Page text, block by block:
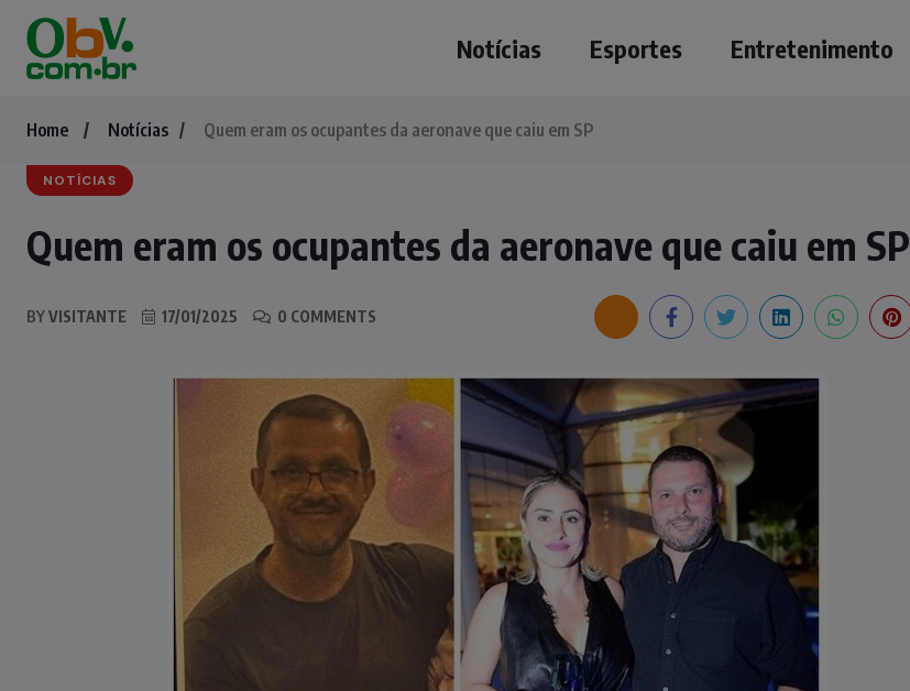
Notícias Esportes Entretenimento
Home Notícias Quem eram os ocupantes da aeronave que caiu em SP
NOTÍCIAS
Quem eram os ocupantes da aeronave que caiu em SP
BYVISITANTE 17/01/2025 0 COMMENTS
NOTÍCIAS
Casal de idosos fica ferido após
veículo capotar em Pouso Redondo
07/08/2026